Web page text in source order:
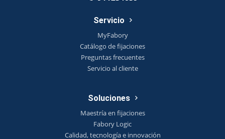
Servicio
MyFabory
Catálogo de fijaciones
Preguntas frecuentes
Servicio al cliente
Soluciones
Maestría en fijaciones
Fabory Logic
Calidad, tecnología e innovación